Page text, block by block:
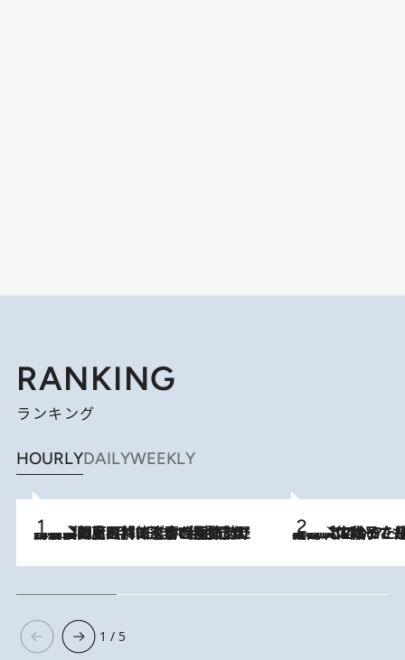
RANKING
ランキング
HOURLYDAILYWEEKLY
2026.8.8
「最後に見られてよかった」上野動物園の東園パンダ舎が解体前に特別公開。8月16日まで延長されたパネル展と共に辿る“半世紀”のパンダ飼育《解体工事の図面あり》 2026.8.5
【阿川佐和子さんの年とる力】なぜ70代で始めた趣味は“こんなに楽しい”のか？ ピアノ、俳句…スランプに陥っても続けられる“ある秘訣”とは
1 / 5